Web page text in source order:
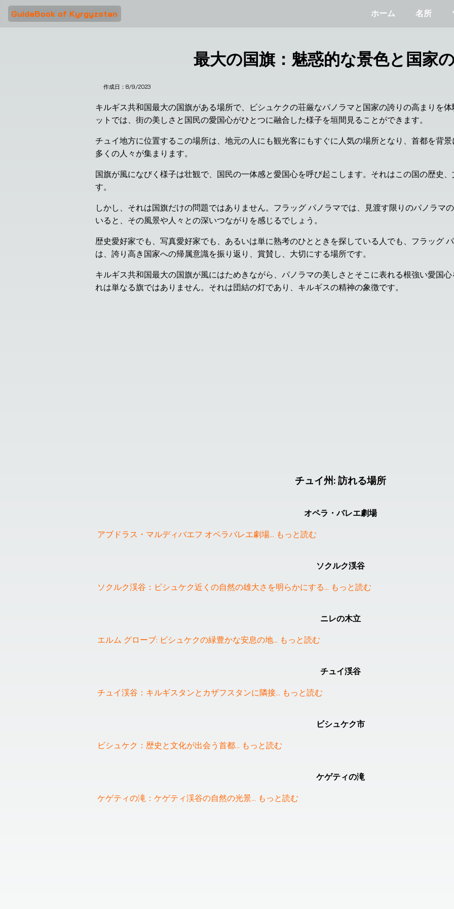
GuideBook of Kyrgyzstan ホーム 名所
最大の国旗：魅惑的な景色と国家
作成日： 8/9/2023
キルギス共和国最大の国旗がある場所で、ビシュケクの荘厳なパノラマと国家の誇りの高まりを
ットでは、街の美しさと国民の愛国心がひとつに融合した様子を垣間見ることができます。
チュイ地方に位置するこの場所は、地元の人にも観光客にもすぐに人気の場所となり、首都を背
多くの人々が集まります。
国旗が風になびく様子は壮観で、国民の一体感と愛国心を呼び起こします。それはこの国の歴史
す。
しかし、それは国旗だけの問題ではありません。フラッグ パノラマでは、見渡す限りのパノラマ
いると、その風景や人々との深いつながりを感じるでしょう。
歴史愛好家でも、写真愛好家でも、あるいは単に熟考のひとときを探している人でも、フラッグ
は、誇り高き国家への帰属意識を振り返り、賞賛し、大切にする場所です。
キルギス共和国最大の国旗が風にはためきながら、パノラマの美しさとそこに表れる根強い愛国
れは単なる旗ではありません。それは団結の灯であり、キルギスの精神の象徴です。
チュイ州: 訪れる場所
オペラ・バレエ劇場
アブドラス・マルディバエフ オペラバレエ劇場... もっと読む
ソクルク渓谷
ソクルク渓谷：ビシュケク近くの自然の雄大さを明らかにする... もっと読む
ニレの木立
エルム グローブ: ビシュケクの緑豊かな安息の地... もっと読む
チュイ渓谷
チュイ渓谷：キルギスタンとカザフスタンに隣接... もっと読む
ビシュケク市
ビシュケク：歴史と文化が出会う首都... もっと読む
ケゲティの滝
ケゲティの滝：ケゲティ渓谷の自然の光景... もっと読む